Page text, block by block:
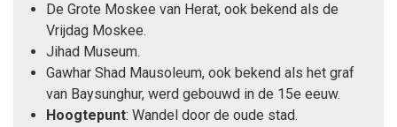
De Grote Moskee van Herat, ook bekend als de
Vrijdag Moskee.
Jihad Museum.
Gawhar Shad Mausoleum, ook bekend als het graf
van Baysunghur, werd gebouwd in de 15e eeuw.
Hoogtepunt: Wandel door de oude stad.